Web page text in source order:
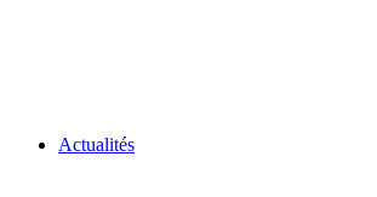
Actualités